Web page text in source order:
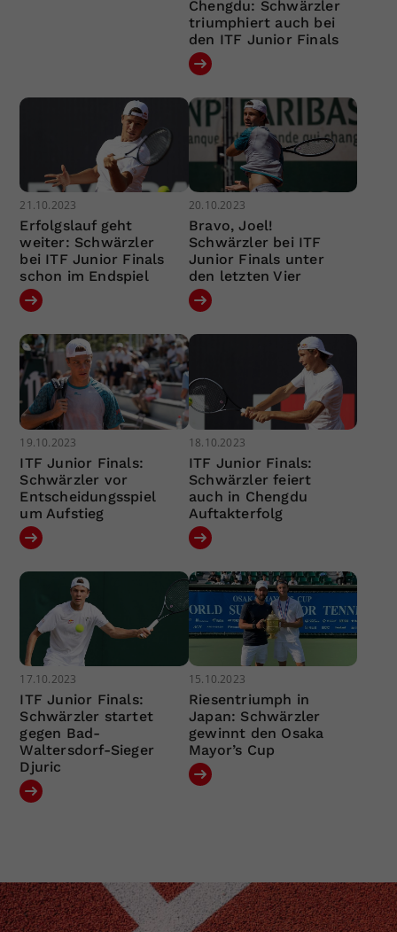
Chengdu: Schwärzler
triumphiert auch bei
den ITF Junior Finals
21.10.2023
Erfolgslauf geht
weiter: Schwärzler
bei ITF Junior Finals
schon im Endspiel
20.10.2023
Bravo, Joel!
Schwärzler bei ITF
Junior Finals unter
den letzten Vier
19.10.2023
ITF Junior Finals:
Schwärzler vor
Entscheidungsspiel
um Aufstieg
18.10.2023
ITF Junior Finals:
Schwärzler feiert
auch in Chengdu
Auftakterfolg
17.10.2023
ITF Junior Finals:
Schwärzler startet
gegen Bad-
Waltersdorf-Sieger
Djuric
15.10.2023
Riesentriumph in
Japan: Schwärzler
gewinnt den Osaka
Mayor’s Cup